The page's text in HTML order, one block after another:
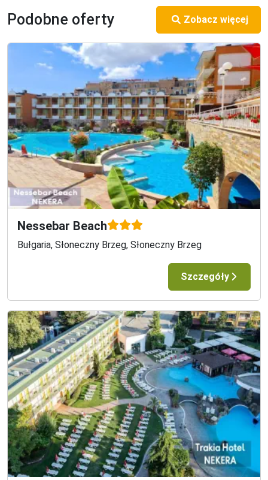
Podobne oferty Zobacz więcej
Nessebar Beach
Bułgaria, Słoneczny Brzeg, Słoneczny Brzeg
Szczegóły